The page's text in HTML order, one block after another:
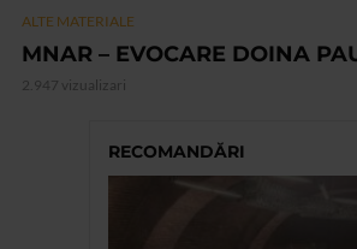
ALTE MATERIALE
MNAR – EVOCARE DOINA
2.947 vizualizari
RECOMANDĂRI